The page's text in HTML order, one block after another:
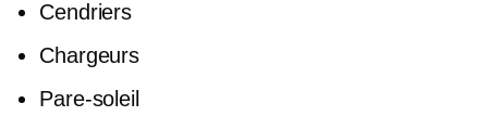
Cendriers
Chargeurs
Pare-soleil